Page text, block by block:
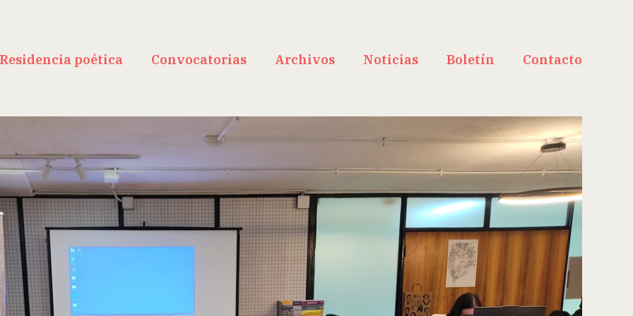
Residencia poética Convocatorias Archivos Noticias Boletín Contacto